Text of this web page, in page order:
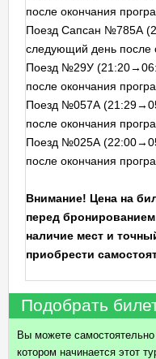
после окончания
Поезд Сапсан №785А
следующий день после
Поезд №29У
после окончания
Поезд №057А
после окончания
Поезд №025А
после окончания
Внимание! Цена на
перед
наличие мест и
приобрести
Подобрать
Вы можете
котором начинается этот